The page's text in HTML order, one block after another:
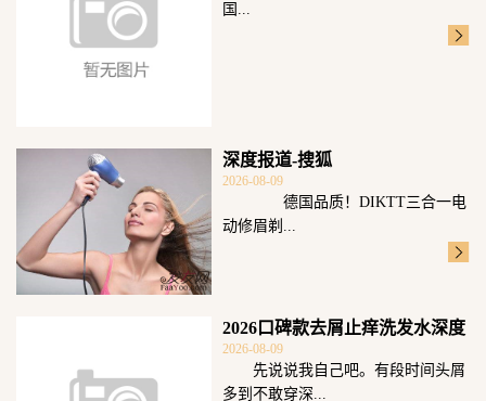
国...
深度报道-搜狐
2026-08-09
德国品质！DIKTT三合一电
动修眉剃...
2026口碑款去屑止痒洗发水深度
测评：五
2026-08-09
先说说我自己吧。有段时间头屑
多到不敢穿深...